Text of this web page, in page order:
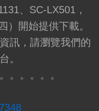
、SC-LX501，
）開始提供下載。
訊，請瀏覽我們的
。
。。。。。